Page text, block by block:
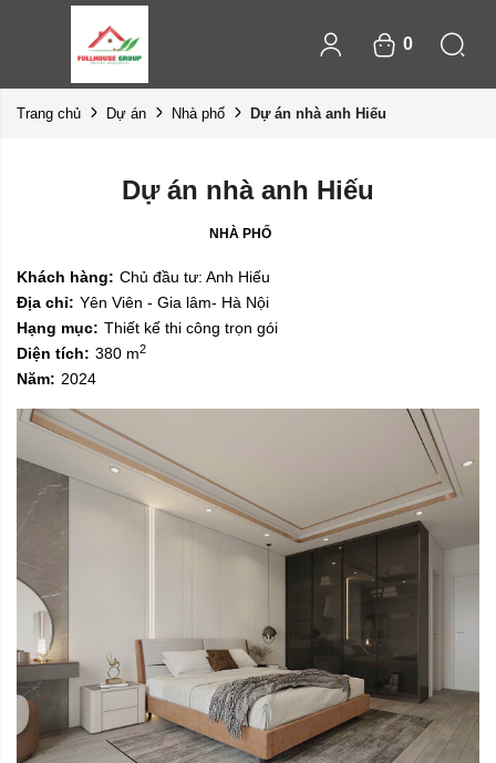
0
Trang chủ Dự án Nhà phố Dự án nhà anh Hiếu
Dự án nhà anh Hiếu
NHÀ PHỐ
Khách hàng: Chủ đầu tư: Anh Hiếu
Địa chỉ: Yên Viên - Gia lâm- Hà Nội
Hạng mục: Thiết kế thi công trọn gói
Diện tích: 380 m2
Năm: 2024